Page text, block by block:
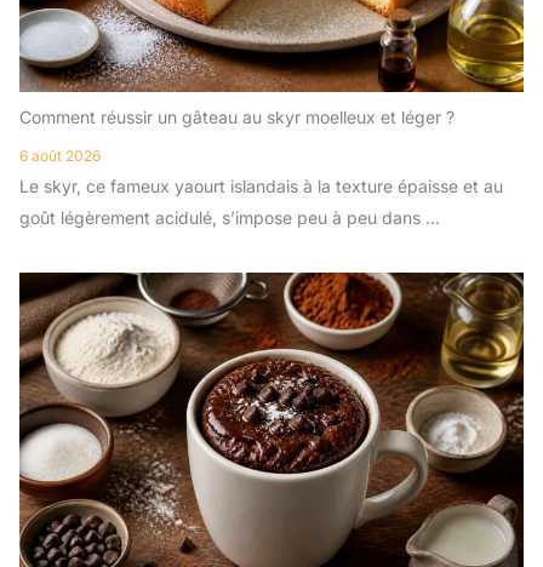
Comment réussir un gâteau au skyr moelleux et léger ?
6 août 2026
Le skyr, ce fameux yaourt islandais à la texture épaisse et au
goût légèrement acidulé, s’impose peu à peu dans ...